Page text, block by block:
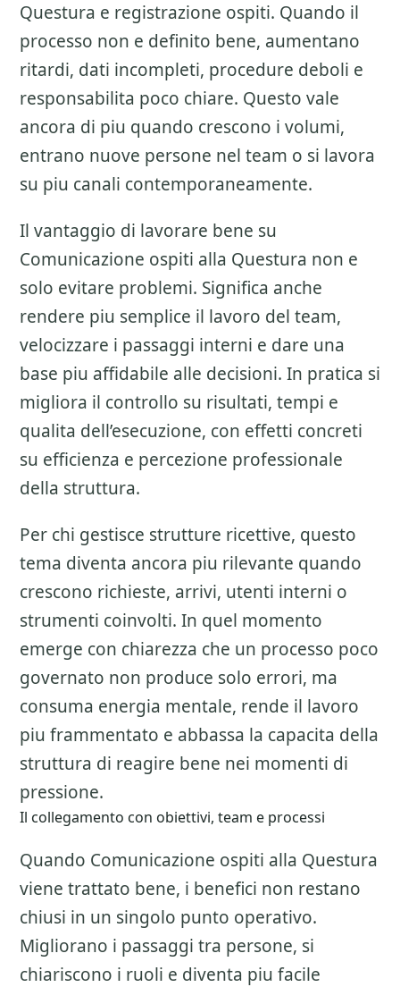
Questura e registrazione ospiti. Quando il
processo non e definito bene, aumentano
ritardi, dati incompleti, procedure deboli e
responsabilita poco chiare. Questo vale
ancora di piu quando crescono i volumi,
entrano nuove persone nel team o si lavora
su piu canali contemporaneamente.
Il vantaggio di lavorare bene su
Comunicazione ospiti alla Questura non e
solo evitare problemi. Significa anche
rendere piu semplice il lavoro del team,
velocizzare i passaggi interni e dare una
base piu affidabile alle decisioni. In pratica si
migliora il controllo su risultati, tempi e
qualita dell’esecuzione, con effetti concreti
su efficienza e percezione professionale
della struttura.
Per chi gestisce strutture ricettive, questo
tema diventa ancora piu rilevante quando
crescono richieste, arrivi, utenti interni o
strumenti coinvolti. In quel momento
emerge con chiarezza che un processo poco
governato non produce solo errori, ma
consuma energia mentale, rende il lavoro
piu frammentato e abbassa la capacita della
struttura di reagire bene nei momenti di
pressione.
Il collegamento con obiettivi, team e processi
Quando Comunicazione ospiti alla Questura
viene trattato bene, i benefici non restano
chiusi in un singolo punto operativo.
Migliorano i passaggi tra persone, si
chiariscono i ruoli e diventa piu facile